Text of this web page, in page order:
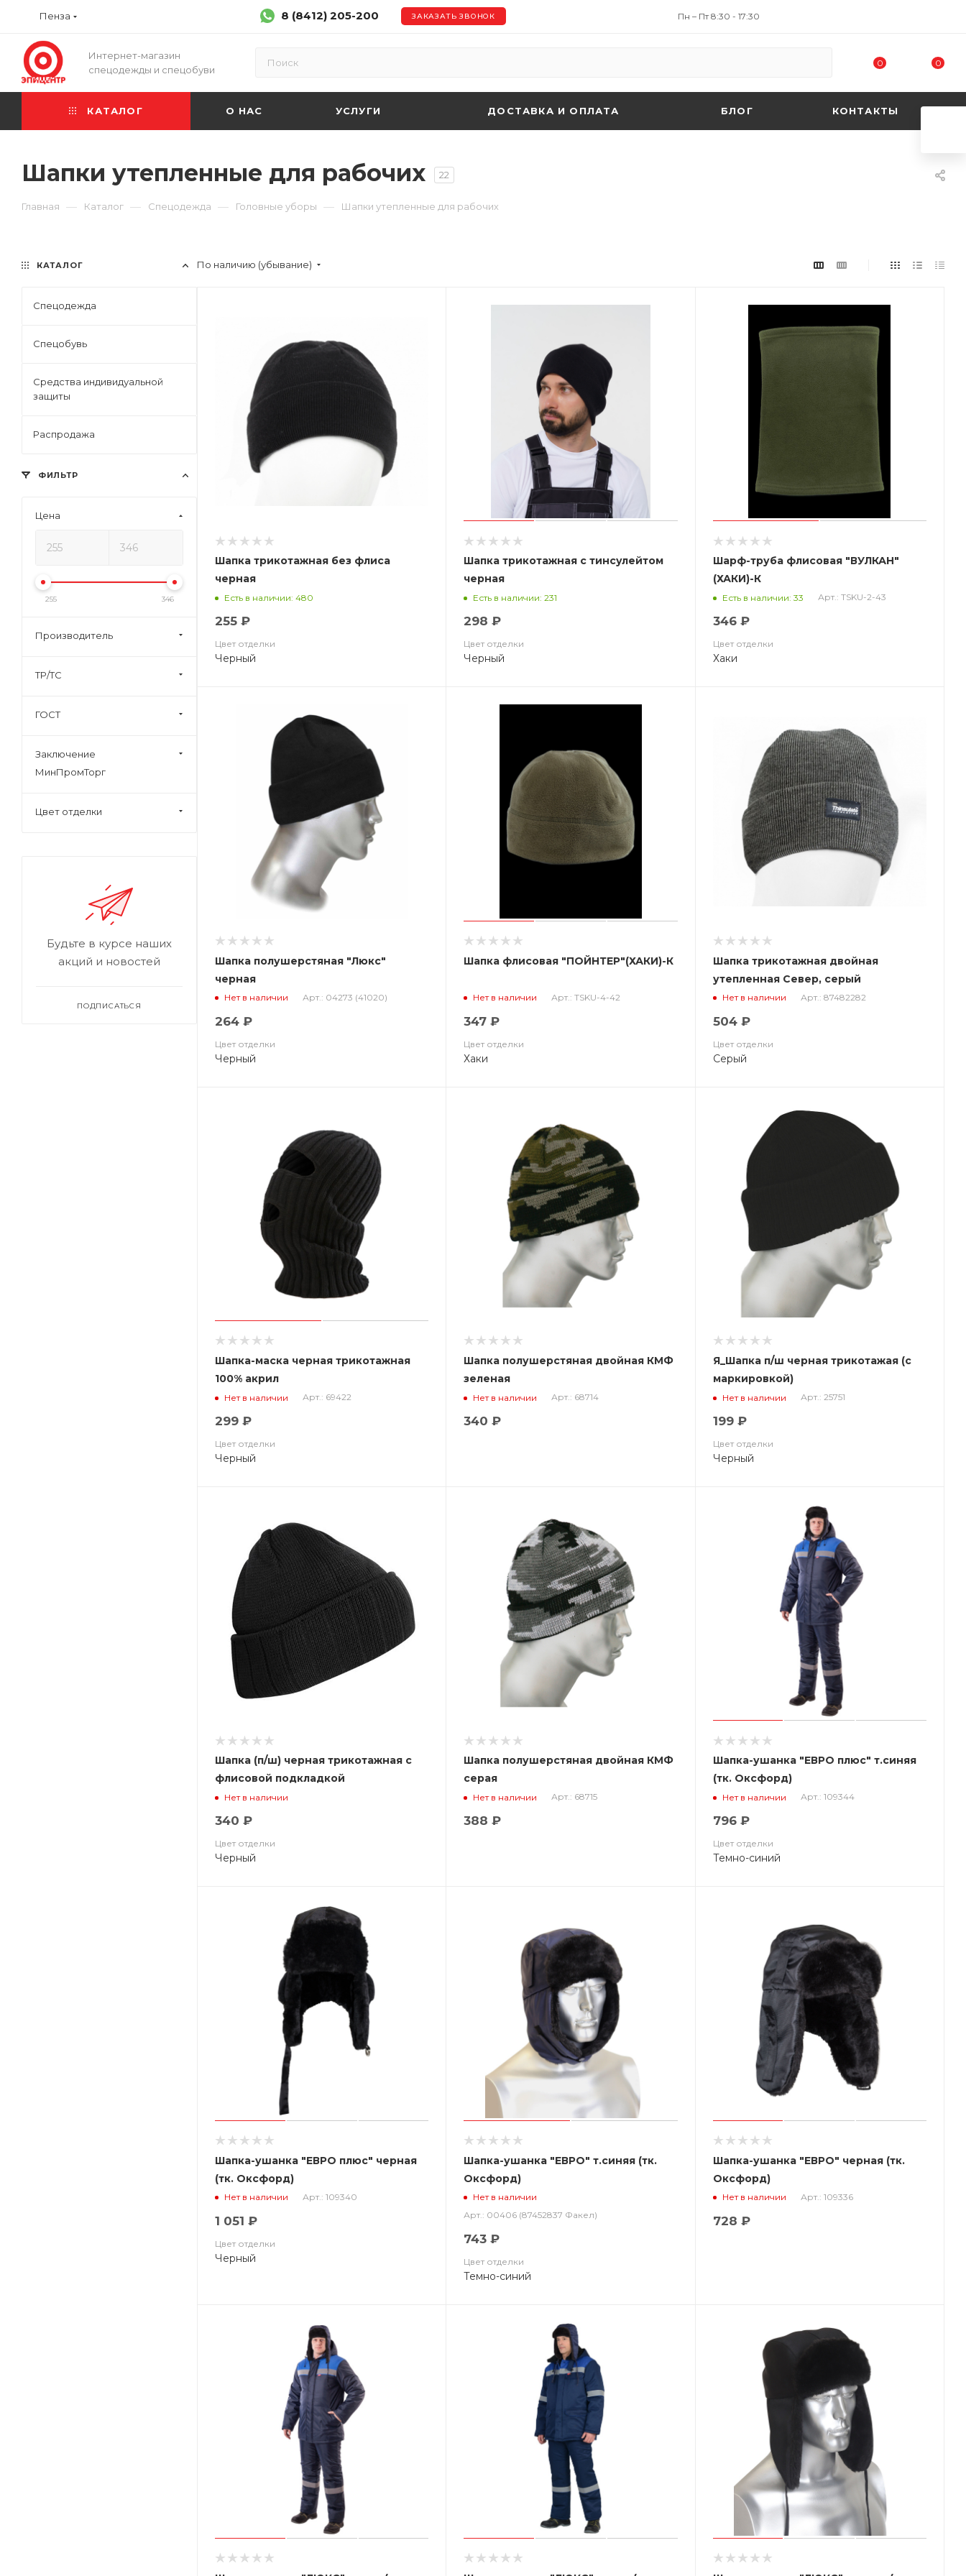
Пенза 8 (8412) 205-200 ЗАКАЗАТЬ ЗВОНОК Пн – Пт 8:30 - 17:30
Интернет-магазин
спецодежды и спецобуви
0 0
КАТАЛОГ О НАС УСЛУГИ ДОСТАВКА И ОПЛАТА БЛОГ КОНТАКТЫ
Шапки утепленные для рабочих 22
Главная — Каталог — Спецодежда — Головные уборы — Шапки утепленные для рабочих
По наличию (убывание)
Шапка трикотажная без флиса
черная
Есть в наличии: 480
255 ₽
Цвет отделки
Черный
Шапка трикотажная с тинсулейтом
черная
Есть в наличии: 231
298 ₽
Цвет отделки
Черный
Шарф-труба флисовая "ВУЛКАН"
(ХАКИ)-К
Есть в наличии: 33 Арт.: TSKU-2-43
346 ₽
Цвет отделки
Хаки
Шапка полушерстяная "Люкс"
черная
Нет в наличии Арт.: 04273 (41020)
264 ₽
Цвет отделки
Черный
Шапка флисовая "ПОЙНТЕР"(ХАКИ)-К
Нет в наличии Арт.: TSKU-4-42
347 ₽
Цвет отделки
Хаки
Шапка трикотажная двойная
утепленная Север, серый
Нет в наличии Арт.: 87482282
504 ₽
Цвет отделки
Серый
Шапка-маска черная трикотажная
100% акрил
Нет в наличии Арт.: 69422
299 ₽
Цвет отделки
Черный
Шапка полушерстяная двойная КМФ
зеленая
Нет в наличии Арт.: 68714
340 ₽
Я_Шапка п/ш черная трикотажая (с
маркировкой)
Нет в наличии Арт.: 25751
199 ₽
Цвет отделки
Черный
Шапка (п/ш) черная трикотажная с
флисовой подкладкой
Нет в наличии
340 ₽
Цвет отделки
Черный
Шапка полушерстяная двойная КМФ
серая
Нет в наличии Арт.: 68715
388 ₽
Шапка-ушанка "ЕВРО плюс" т.синяя
(тк. Оксфорд)
Нет в наличии Арт.: 109344
796 ₽
Цвет отделки
Темно-синий
Шапка-ушанка "ЕВРО плюс" черная
(тк. Оксфорд)
Нет в наличии Арт.: 109340
1 051 ₽
Цвет отделки
Черный
Шапка-ушанка "ЕВРО" т.синяя (тк.
Оксфорд)
Нет в наличии
Арт.: 00406 (87452837 Факел)
743 ₽
Цвет отделки
Темно-синий
Шапка-ушанка "ЕВРО" черная (тк.
Оксфорд)
Нет в наличии Арт.: 109336
728 ₽
КАТАЛОГ
Спецодежда
Спецобувь
Средства индивидуальной
защиты
Распродажа
ФИЛЬТР
Цена
255 346
Производитель
ТР/ТС
ГОСТ
Заключение
МинПромТорг
Цвет отделки
Будьте в курсе наших
акций и новостей
ПОДПИСАТЬСЯ